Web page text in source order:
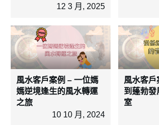
12 3 月, 2025
風水客戶案例 – 一位媽
媽逆境逢生的風水轉運
之旅
10 10 月, 2024
風水客戶
到蓬勃發
室